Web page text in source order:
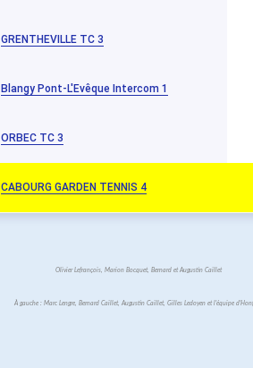
GRENTHEVILLE TC 3
Blangy Pont-L'Evêque Intercom 1
ORBEC TC 3
CABOURG GARDEN TENNIS 4
Olivier Lefrançois, Marion Bocquet, Bernard et Augustin Caillet
À gauche : Marc Lengre, Bernard Caillet, Augustin Caillet, Gilles Ledoyen et l'équipe